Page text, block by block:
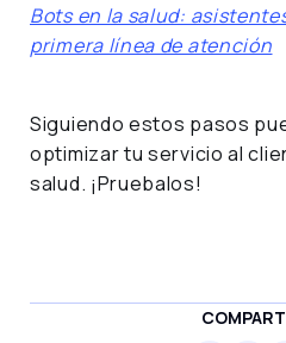
Bots en la salud:
primera línea de atención
Siguiendo estos pasos
optimizar tu servicio al
salud. ¡Pruebalos!